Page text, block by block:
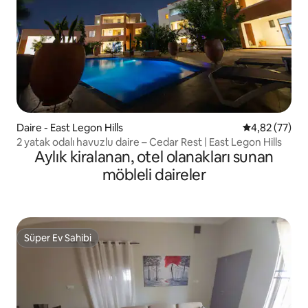
Daire - East Legon Hills 5 üzerinden
4,82 (77)
2 yatak odalı havuzlu daire – Cedar Rest | East Legon Hills
Aylık kiralanan, otel olanakları sunan
möbleli daireler
Süper Ev Sahibi
Süper Ev Sahibi